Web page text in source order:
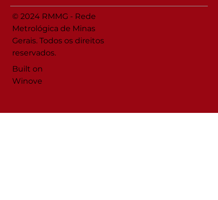
© 2024 RMMG - Rede
Metrológica de Minas
Gerais. Todos os direitos
reservados.
Built on
Winove